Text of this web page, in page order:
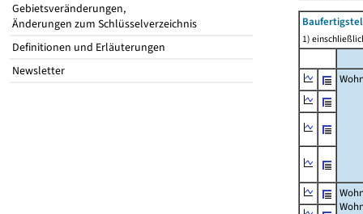
Gebietsveränderungen,
Änderungen zum Schlüsselverzeichnis
Definitionen und Erläuterungen
Newsletter
1)